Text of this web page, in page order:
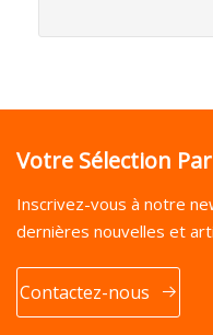
Votre Sélection
Inscrivez-vous à notre
dernières nouvelles et
Contactez-nous